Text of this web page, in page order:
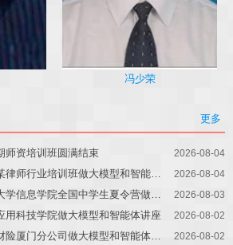
冯少荣
更多
师资培训班圆满结束 2026-08-04
林子雨老师应邀为广西某律师行业培训班做大模型和智能体讲座 2026-08-04
林子雨老师应邀为厦门大学信息学院全国中学生夏令营做大模型讲座 2026-08-03
用科技学院做大模型和智能体讲座 2026-08-02
林子雨老师应邀为人保财险厦门分公司做大模型和智能体讲座 2026-08-02